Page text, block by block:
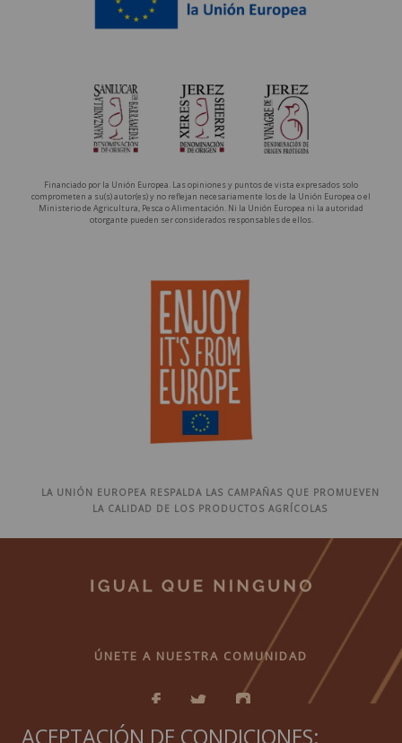
Financiado por la Unión Europea. Las opiniones y puntos de vista expresados solo
comprometen a su(s) autor(es) y no reflejan necesariamente los de la Unión Europea o el
Ministerio de Agricultura, Pesca o Alimentación. Ni la Unión Europea ni la autoridad
otorgante pueden ser considerados responsables de ellos.
LA UNIÓN EUROPEA RESPALDA LAS CAMPAÑAS QUE PROMUEVEN
LA CALIDAD DE LOS PRODUCTOS AGRÍCOLAS
ÚNETE A NUESTRA COMUNIDAD
ACEPTACIÓN DE CONDICIONES: